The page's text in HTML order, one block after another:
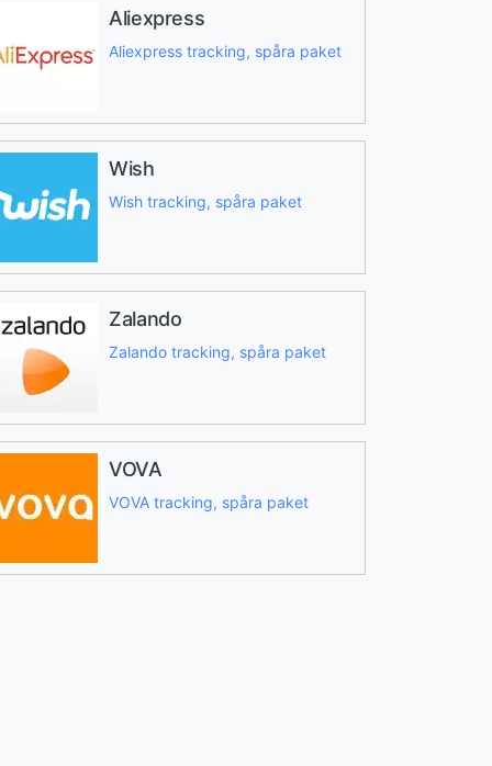
Aliexpress
Aliexpress tracking, spåra paket
Wish
Wish tracking, spåra paket
Zalando
Zalando tracking, spåra paket
VOVA
VOVA tracking, spåra paket